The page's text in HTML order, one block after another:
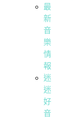
最
新
音
樂
情
報
迷
迷
好
音